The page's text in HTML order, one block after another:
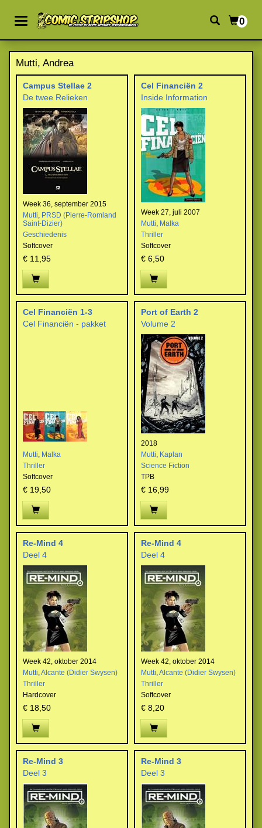
0
Mutti, Andrea
Campus Stellae 2
De twee Relieken
Week 36, september 2015
Mutti, PRSD (Pierre-Romland
Saint-Dizier)
Geschiedenis
Softcover
€ 11,95
Cel Financiën 2
Inside Information
Week 27, juli 2007
Mutti, Malka
Thriller
Softcover
€ 6,50
Cel Financiën 1-3
Cel Financiën - pakket
Mutti, Malka
Thriller
Softcover
€ 19,50
Port of Earth 2
Volume 2
2018
Mutti, Kaplan
Science Fiction
TPB
€ 16,99
Re-Mind 4
Deel 4
Week 42, oktober 2014
Mutti,Alcante (Didier Swysen)
Thriller
Hardcover
€ 18,50
Re-Mind 4
Deel 4
Week 42, oktober 2014
Mutti,Alcante (Didier Swysen)
Thriller
Softcover
€ 8,20
Re-Mind 3
Deel 3
Re-Mind 3
Deel 3